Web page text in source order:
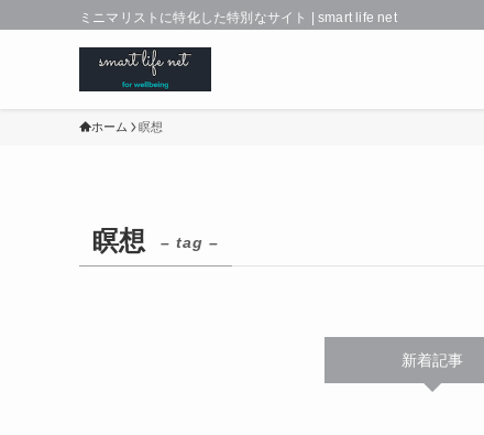
ミニマリストに特化した特別なサイト | smart life net
ホーム 瞑想
瞑想 – tag –
新着記事